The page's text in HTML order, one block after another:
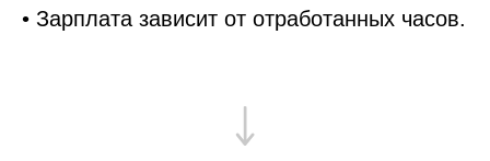
• Зарплата зависит от отработанных часов.